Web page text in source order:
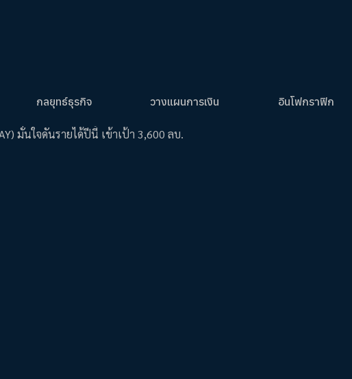
กลยุทธ์ธุรกิจ วางแผนการเงิน อินโฟกราฟิก